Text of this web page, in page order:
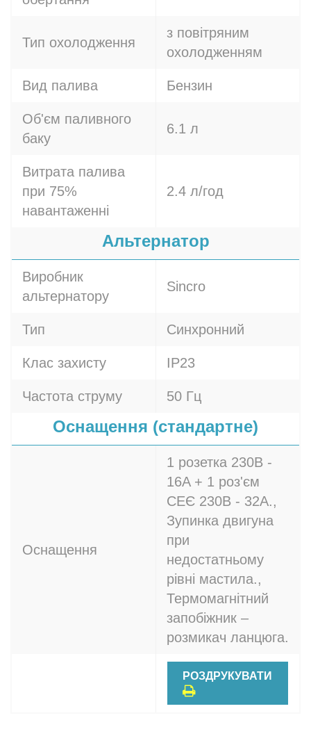
Тип охолодження
з повітряним
охолодженням
Вид палива Бензин
Об'єм паливного
баку
6.1 л
Витрата палива
при 75%
навантаженні
2.4 л/год
Альтернатор
Виробник
альтернатору
Sincro
Тип Синхронний
Клас захисту IP23
Частота струму 50 Гц
Оснащення (стандартне)
Оснащення
1 розетка 230В -
16A + 1 роз'єм
СЕЄ 230В - 32A.,
Зупинка двигуна
при
недостатньому
рівні мастила.,
Термомагнітний
запобіжник –
розмикач ланцюга.
РОЗДРУКУВАТИ